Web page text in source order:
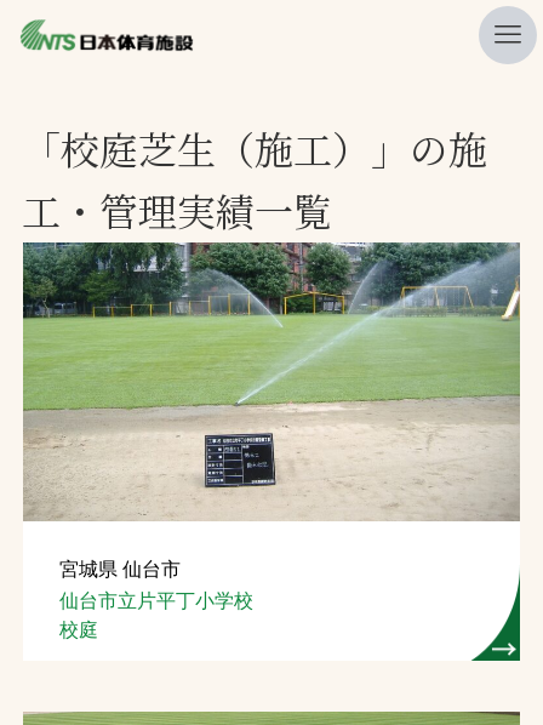
ニュース
プレスリリース
レポート
製品・サービス一覧
施工・管理実績一覧
会社概要
採用情報
検索
お問合せ
お取引先の皆様へ
「校庭芝生（施工）」の施
工・管理実績一覧
宮城県 仙台市
仙台市立片平丁小学校
校庭